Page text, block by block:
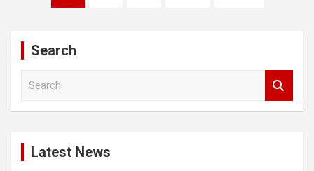
pagination
Search
Latest News